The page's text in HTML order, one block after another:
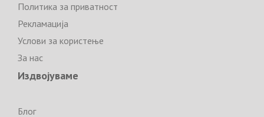
Политика за приватност
Рекламација
Услови за користење
За нас
Издвојуваме
Блог